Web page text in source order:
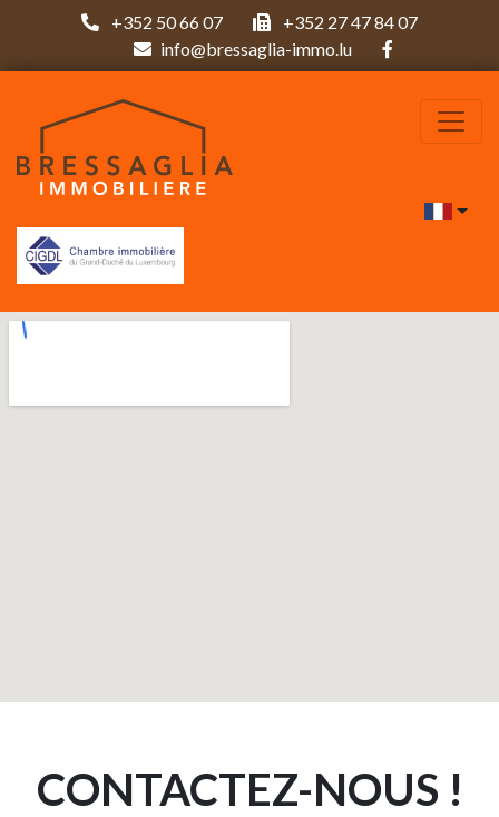
+352 50 66 07
+352 27 47 84 07
info@bressaglia-immo.lu
CONTACTEZ-NOUS !